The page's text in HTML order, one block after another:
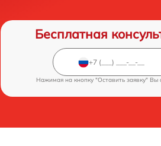
Бесплатная
Нажимая на кнопку "Оставить заявку" Вы